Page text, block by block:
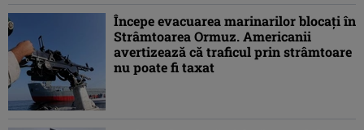
Începe evacuarea marinarilor blocați în
Strâmtoarea Ormuz. Americanii
avertizează că traficul prin strâmtoare
nu poate fi taxat